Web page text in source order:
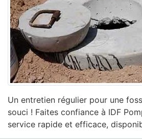
Un entretien régulier pour une
souci ! Faites confiance à IDF
service rapide et efficace,